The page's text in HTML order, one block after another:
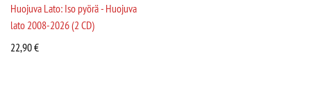
Huojuva Lato: Iso pyörä - Huojuva
lato 2008-2026 (2 CD)
22,90€